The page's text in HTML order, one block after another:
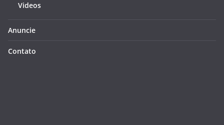
Videos
Anuncie
Contato